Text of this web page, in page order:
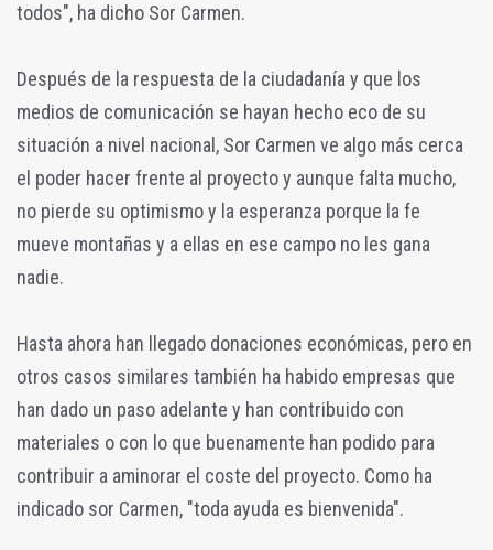
todos", ha dicho Sor Carmen.
Después de la respuesta de la ciudadanía y que los
medios de comunicación se hayan hecho eco de su
situación a nivel nacional, Sor Carmen ve algo más cerca
el poder hacer frente al proyecto y aunque falta mucho,
no pierde su optimismo y la esperanza porque la fe
mueve montañas y a ellas en ese campo no les gana
nadie.
Hasta ahora han llegado donaciones económicas, pero en
otros casos similares también ha habido empresas que
han dado un paso adelante y han contribuido con
materiales o con lo que buenamente han podido para
contribuir a aminorar el coste del proyecto. Como ha
indicado sor Carmen, "toda ayuda es bienvenida".